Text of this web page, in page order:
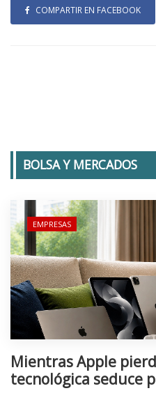
COMPARTIR EN FACEBOOK
BOLSA Y MERCADOS
EMPRESAS
Mientras Apple
tecnológica seduce